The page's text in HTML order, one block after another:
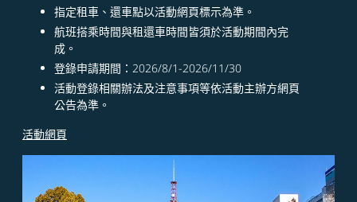
指定租車、還車點以活動網頁標示為準。​
航班搭乘時間與租還車時間皆須於活動期間內完
成。​
登錄申請期間：2026/8/1-2026/11/30​
活動登錄相關辦法及注意事項等依活動主辦方網頁
公告為準。
活動網頁